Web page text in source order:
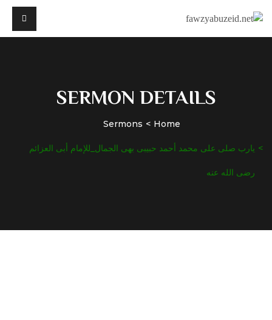
SERMON DETAILS
Home
Sermons
يارب صلى على محمد أحمد حبيبى بهى الجمال_للإمام أبى العزائم
رضى الله عنه